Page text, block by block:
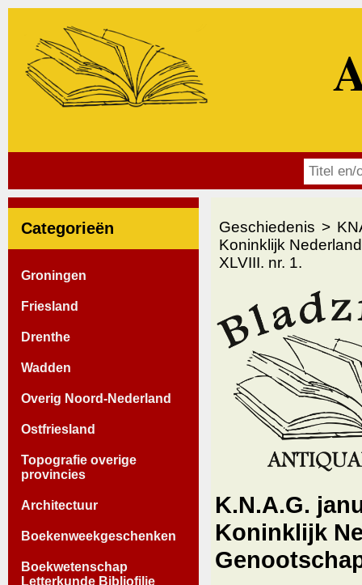
Categorieën
Groningen
Friesland
Drenthe
Wadden
Overig Noord-Nederland
Ostfriesland
Topografie overige
provincies
Architectuur
Boekenweekgeschenken
Boekwetenschap
Letterkunde Bibliofilie
Geschiedenis
Koninklijk
XLVIII. nr. 1.
K.N.A.G.
Koninklijk